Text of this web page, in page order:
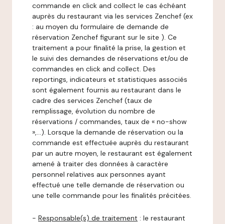
commande en click and collect le cas échéant
auprès du restaurant via les services Zenchef (ex
: au moyen du formulaire de demande de
réservation Zenchef figurant sur le site ). Ce
traitement a pour finalité la prise, la gestion et
le suivi des demandes de réservations et/ou de
commandes en click and collect. Des
reportings, indicateurs et statistiques associés
sont également fournis au restaurant dans le
cadre des services Zenchef (taux de
remplissage, évolution du nombre de
réservations / commandes, taux de « no-show
»,…). Lorsque la demande de réservation ou la
commande est effectuée auprès du restaurant
par un autre moyen, le restaurant est également
amené à traiter des données à caractère
personnel relatives aux personnes ayant
effectué une telle demande de réservation ou
une telle commande pour les finalités précitées.
- Responsable(s) de traitement : le restaurant